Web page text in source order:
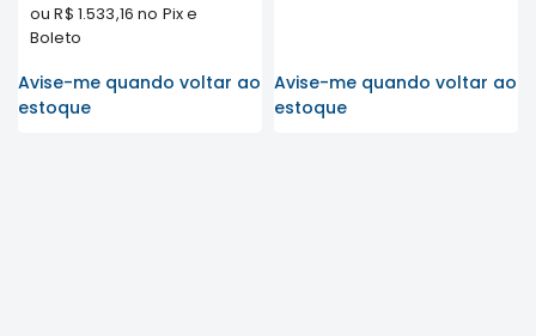
Motor
ouR$ 1.533,16 no Pix e
Boleto
Avise-me quando voltar ao
estoque
Avise-me quando voltar ao
estoque